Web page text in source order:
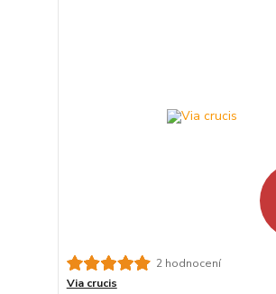
2 hodnocení
Via crucis